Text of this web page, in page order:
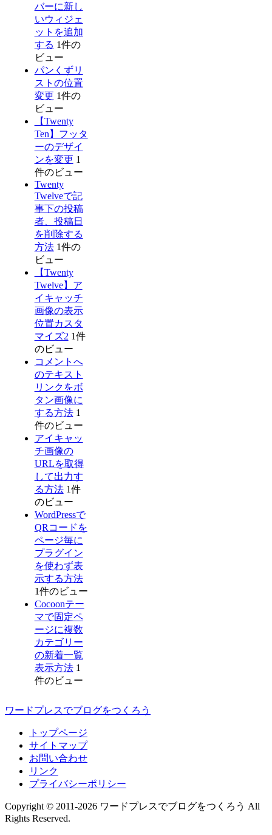
バーに新し
いウィジェ
ットを追加
する 1件の
ビュー
パンくずリ
ストの位置
変更 1件の
ビュー
【Twenty
Ten】フッタ
ーのデザイ
ンを変更 1
件のビュー
Twenty
Twelveで記
事下の投稿
者、投稿日
を削除する
方法 1件の
ビュー
【Twenty
Twelve】ア
イキャッチ
画像の表示
位置カスタ
マイズ2 1件
のビュー
コメントへ
のテキスト
リンクをボ
タン画像に
する方法 1
件のビュー
アイキャッ
チ画像の
URLを取得
して出力す
る方法 1件
のビュー
WordPressで
QRコードを
ページ毎に
プラグイン
を使わず表
示する方法
1件のビュー
Cocoonテー
マで固定ペ
ージに複数
カテゴリー
の新着一覧
表示方法 1
件のビュー
ワードプレスでブログをつくろう
トップページ
サイトマップ
お問い合わせ
リンク
プライバシーポリシー
Copyright © 2011-2026 ワードプレスでブログをつくろう All
Rights Reserved.